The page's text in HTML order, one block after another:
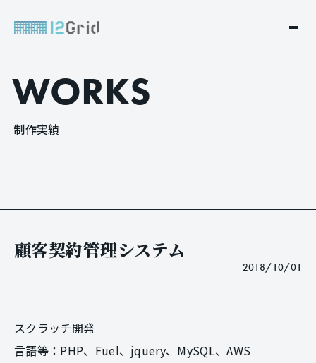
WORKS
制作実績
顧客契約管理システム
2018/10/01
スクラッチ開発
言語等：PHP、Fuel、jquery、MySQL、AWS